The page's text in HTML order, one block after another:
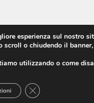
esperienza sul nostro
o chiudendo il
utilizzando o come
CLOSE GDPR